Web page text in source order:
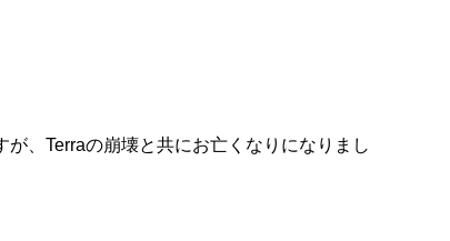
、Terraの崩壊と共にお亡くなりになりまし